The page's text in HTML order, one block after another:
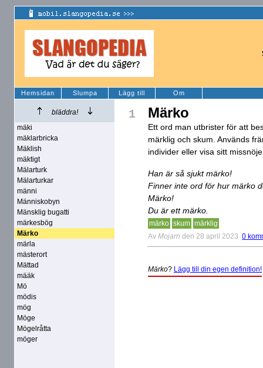
Hemsidan Slumpa Lägg till Om
bläddra!
mäki
mäklarbricka
Mäklish
mäktigt
Mälarturk
Mälarturkar
männi
Människobyn
Mänsklig bugatti
märkesbög
Märko
märla
mästerort
Mättad
määk
Mö
mödis
mög
Möge
Mögelråtta
möger
1 Märko
Ett ord man utbrister för att
märklig och skum. Används
individer eller visa sitt
Han är så sjukt märko!
Finner inte ord för hur märko
Märko!
Du är ett märko.
märko skum märklig
Av Mojarn den 28 april 2023 0
Märko? Lägg till din egen definition!